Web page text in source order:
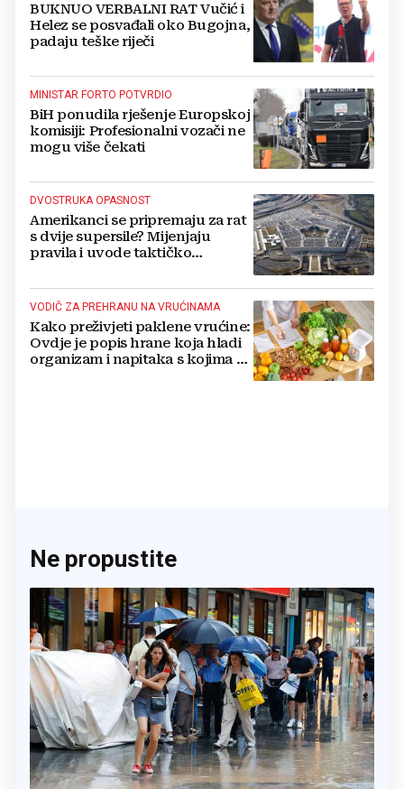
BUKNUO VERBALNI RAT Vučić i
Helez se posvađali oko Bugojna,
padaju teške riječi
MINISTAR FORTO POTVRDIO
BiH ponudila rješenje Europskoj
komisiji: Profesionalni vozači ne
mogu više čekati
DVOSTRUKA OPASNOST
Amerikanci se pripremaju za rat
s dvije supersile? Mijenjaju
pravila i uvode taktičko
VODIČ ZA PREHRANU NA VRUĆINAMA
Kako preživjeti paklene vrućine:
Ovdje je popis hrane koja hladi
organizam i napitaka s kojima si
Ne propustite